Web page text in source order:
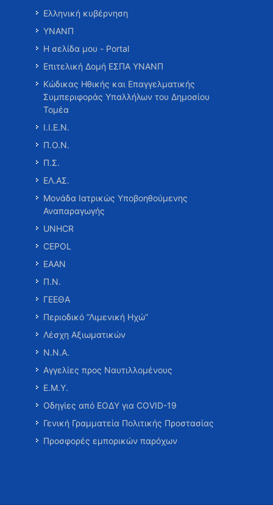
Ελληνική κυβέρνηση
ΥΝΑΝΠ
Η σελίδα μου - Portal
Επιτελική Δομή ΕΣΠΑ ΥΝΑΝΠ
Κώδικας Ηθικής και Επαγγελματικής
Συμπεριφοράς Υπαλλήλων του Δημοσίου
Τομέα
Ι.Ι.Ε.Ν.
Π.Ο.Ν.
Π.Σ.
ΕΛ.ΑΣ.
Μονάδα Ιατρικώς Υποβοηθούμενης
Αναπαραγωγής
UNHCR
CEPOL
ΕΑΑΝ
Π.Ν.
ΓΕΕΘΑ
Περιοδικό “Λιμενική Ηχώ”
Λέσχη Αξιωματικών
Ν.Ν.Α.
Αγγελίες προς Ναυτιλλομένους
Ε.Μ.Υ.
Οδηγίες από ΕΟΔΥ για COVID-19
Γενική Γραμματεία Πολιτικής Προστασίας
Προσφορές εμπορικών παρόχων